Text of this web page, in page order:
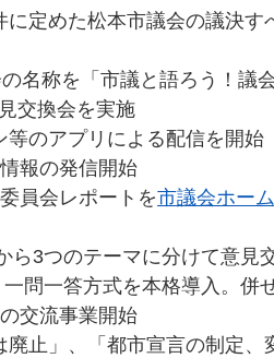
定めた松本市議会の議決す
名称を「市議と語ろう！議
交換会を実施
のアプリによる配信を開始
報の発信開始
員会レポートを市議会ホー
ら3つのテーマに分けて意見
問一答方式を本格導入。併
交流事業開始
止」、「都市宣言の制定、